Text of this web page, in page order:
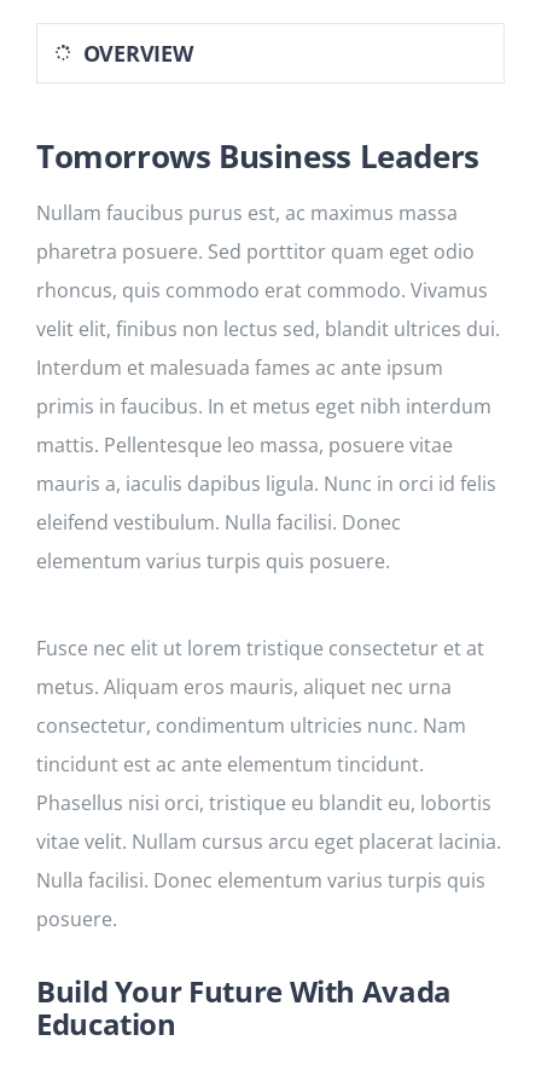
OVERVIEW
Tomorrows Business Leaders
Nullam faucibus purus est, ac maximus massa
pharetra posuere. Sed porttitor quam eget odio
rhoncus, quis commodo erat commodo. Vivamus
velit elit, finibus non lectus sed, blandit ultrices dui.
Interdum et malesuada fames ac ante ipsum
primis in faucibus. In et metus eget nibh interdum
mattis. Pellentesque leo massa, posuere vitae
mauris a, iaculis dapibus ligula. Nunc in orci id felis
eleifend vestibulum. Nulla facilisi. Donec
elementum varius turpis quis posuere.
Fusce nec elit ut lorem tristique consectetur et at
metus. Aliquam eros mauris, aliquet nec urna
consectetur, condimentum ultricies nunc. Nam
tincidunt est ac ante elementum tincidunt.
Phasellus nisi orci, tristique eu blandit eu, lobortis
vitae velit. Nullam cursus arcu eget placerat lacinia.
Nulla facilisi. Donec elementum varius turpis quis
posuere.
Build Your Future With Avada
Education